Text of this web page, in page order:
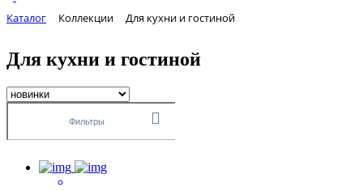
Каталог Коллекции Для кухни и гостиной
Для кухни и гостиной
Фильтры